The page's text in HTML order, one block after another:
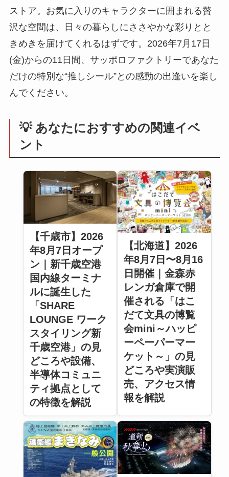
ストア。お気に入りのキャラクターに囲まれる贅
沢な空間は、日々の暮らしにささやかな彩りとと
きめきを届けてくれるはずです。2026年7月17日
(金)からの11日間、サッポロファクトリーであなた
だけの特別な“推しシール”との感動の出逢いを楽し
んでください。
💡 あなたにおすすめの関連イベ
ント
【千歳市】2026
年8月7日オープ
ン｜新千歳空港
国内線ターミナ
ルに誕生した
「SHARE
LOUNGE ワーク
スタイリング新
千歳空港」の見
どころや設備、
半導体コミュニ
ティ拠点として
の特徴を解説
【北海道】2026
年8月7日〜8月16
日開催｜金森赤
レンガ倉庫で開
催される「はこ
だて文具の博覧
会mini～ハッピ
ーペーパーマー
ケット～」の見
どころや実演販
売、アクセス情
報を解説